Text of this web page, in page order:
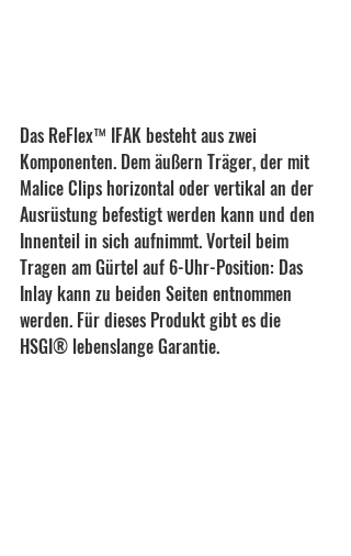
Das ReFlex™ IFAK besteht aus zwei
Komponenten. Dem äußern Träger, der mit
Malice Clips horizontal oder vertikal an der
Ausrüstung befestigt werden kann und den
Innenteil in sich aufnimmt. Vorteil beim
Tragen am Gürtel auf 6-Uhr-Position: Das
Inlay kann zu beiden Seiten entnommen
werden. Für dieses Produkt gibt es die
HSGI® lebenslange Garantie.